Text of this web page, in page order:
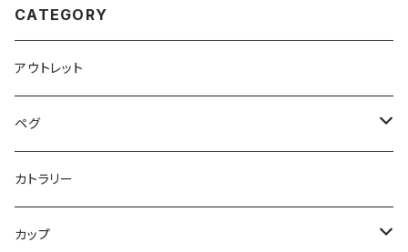
CATEGORY
アウトレット
ペグ
標準タイプ
超軽量タイプ
カトラリー
カップ